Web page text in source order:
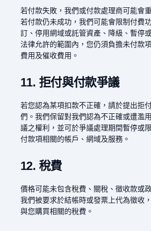
若付款失敗，我們或付款處理商可能會
若付款仍未成功，我們可能會限制付費
訂、停用網域或託管資產、降級、暫停
法律允許的範圍內，您仍須負擔未付款
費用及催收費用。
11. 拒付與付款爭議
若您認為某項扣款不正確，請於提出拒
們。我們保留對我們認為不正確或遭濫
議之權利，並可於爭議處理期間暫停或
付款項相關的帳戶、網域及服務。
12. 稅費
價格可能未包含稅費、關稅、徵收款或
我們被要求於結帳時或發票上代為徵收
與您購買相關的稅費。